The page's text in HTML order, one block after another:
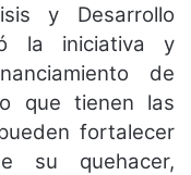
y Desarrollo
la iniciativa y
de
que tienen las
fortalecer
su quehacer,